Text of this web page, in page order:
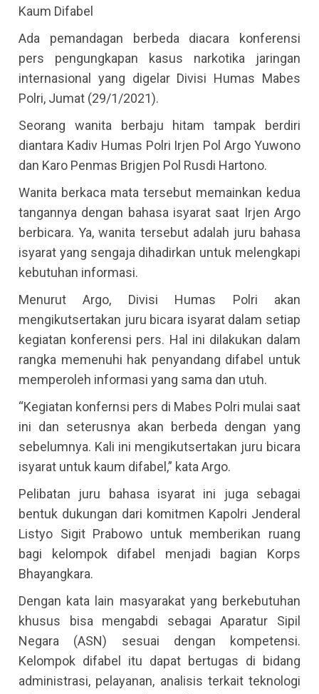
Kaum Difabel
Ada pemandagan berbeda diacara konferensi
pers pengungkapan kasus narkotika jaringan
internasional yang digelar Divisi Humas Mabes
Polri, Jumat (29/1/2021).
Seorang wanita berbaju hitam tampak berdiri
diantara Kadiv Humas Polri Irjen Pol Argo Yuwono
dan Karo Penmas Brigjen Pol Rusdi Hartono.
Wanita berkaca mata tersebut memainkan kedua
tangannya dengan bahasa isyarat saat Irjen Argo
berbicara. Ya, wanita tersebut adalah juru bahasa
isyarat yang sengaja dihadirkan untuk melengkapi
kebutuhan informasi.
Menurut Argo, Divisi Humas Polri akan
mengikutsertakan juru bicara isyarat dalam setiap
kegiatan konferensi pers. Hal ini dilakukan dalam
rangka memenuhi hak penyandang difabel untuk
memperoleh informasi yang sama dan utuh.
“Kegiatan konfernsi pers di Mabes Polri mulai saat
ini dan seterusnya akan berbeda dengan yang
sebelumnya. Kali ini mengikutsertakan juru bicara
isyarat untuk kaum difabel,” kata Argo.
Pelibatan juru bahasa isyarat ini juga sebagai
bentuk dukungan dari komitmen Kapolri Jenderal
Listyo Sigit Prabowo untuk memberikan ruang
bagi kelompok difabel menjadi bagian Korps
Bhayangkara.
Dengan kata lain masyarakat yang berkebutuhan
khusus bisa mengabdi sebagai Aparatur Sipil
Negara (ASN) sesuai dengan kompetensi.
Kelompok difabel itu dapat bertugas di bidang
administrasi, pelayanan, analisis terkait teknologi